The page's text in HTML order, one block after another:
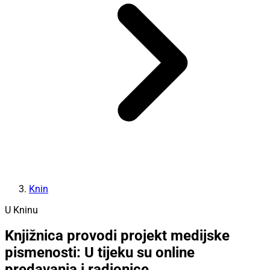
Knin
U Kninu
Knjižnica provodi projekt medijske
pismenosti: U tijeku su online